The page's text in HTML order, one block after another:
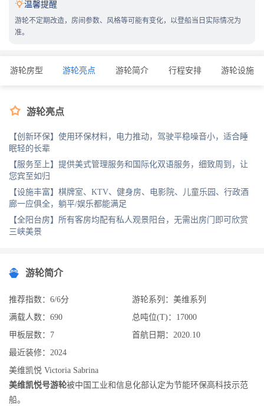
温馨提醒
游轮不定期改造，房间参数、风格等可能有变化，以登船当日实际情况为
准。
游轮房型 游轮亮点 游轮简介 行程安排 游轮设施
 游轮亮点
【创新环保】使用环保材料，电力推动，驾驶平稳噪音小，适合睡
眠轻的长辈
【服务至上】提供美式管理服务和国际化双语服务，细致周到，让
您宾至如归
【设施丰富】棋牌室、KTV、健身房、电影院、儿童乐园、行政酒
廊一应俱全，躺平/娱乐都能满足
【全阳台房】所有客房均配有私人观景阳台，无需出房门即可欣赏
三峡美景
游轮简介
推荐指数：6/6分
游轮系列：美维系列
满载人数：690
总吨位(T)：17000
甲板层数：7
首航日期：2020.10
最近装修：2024
美维凯悦 Victoria Sabrina
美维凯悦号游轮被中国工业和信息化部认定为节能环保高科技示范
船。